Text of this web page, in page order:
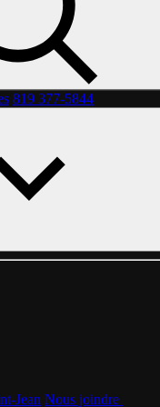
819 377-5844
Jean Nous joindre